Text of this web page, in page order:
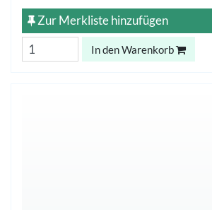
Zur Merkliste hinzufügen
In den Warenkorb